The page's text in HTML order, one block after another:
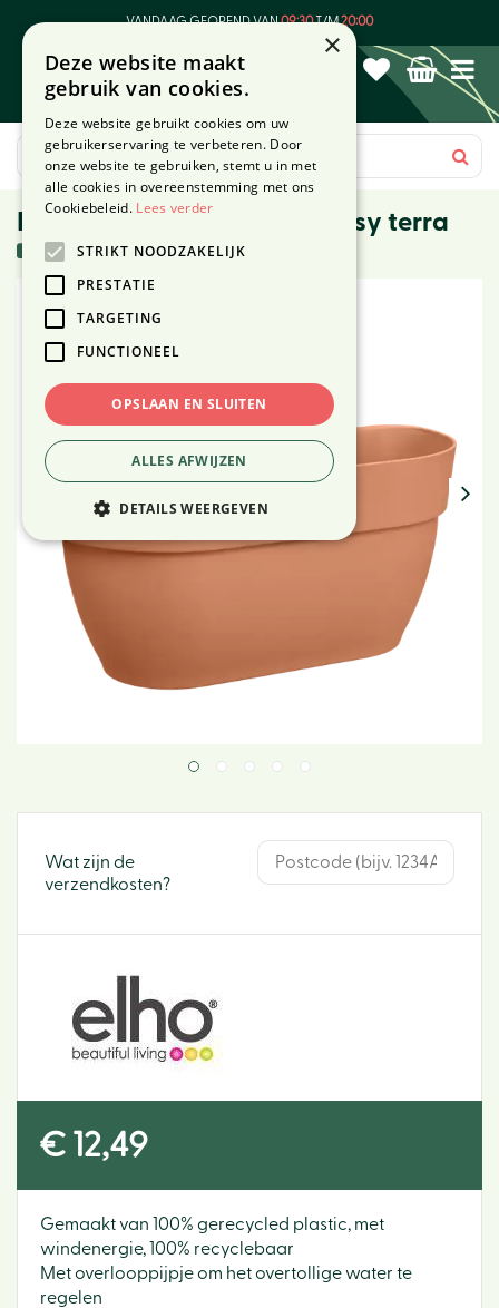
VANDAAG GEOPEND VAN09:30T/M20:00
Hangpot vibia campana easy terra
21 stuks in voorraad
Wat zijn de
verzendkosten?
€ 12,49
Gemaakt van 100% gerecycled plastic, met
windenergie, 100% recyclebaar
Met overlooppijpje om het overtollige water te
regelen
×
Deze website maakt
gebruik van cookies.
Deze website gebruikt cookies om uw
gebruikerservaring te verbeteren. Door
onze website te gebruiken, stemt u in met
alle cookies in overeenstemming met ons
Cookiebeleid. Lees verder
STRIKT NOODZAKELIJK
PRESTATIE
TARGETING
FUNCTIONEEL
OPSLAAN EN SLUITEN
ALLES AFWIJZEN
DETAILS WEERGEVEN